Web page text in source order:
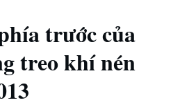
trước của
treo khí nén